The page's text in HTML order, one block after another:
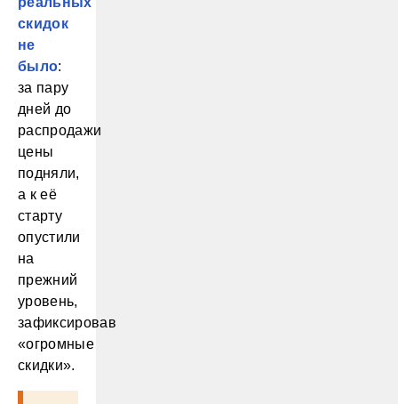
скидок
не
было:
за пару
дней до
распродажи
цены
подняли,
а к её
старту
опустили
на
прежний
уровень,
зафиксировав
«огромные
скидки».